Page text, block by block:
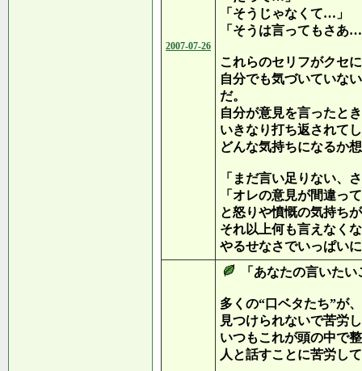
2007-07-26
「そうじゃなくて…」
「そうは言ってもさあ
これらのセリフがクセ
自分でも気づいていな
だ。
自分が意見を言ったと
いきなり打ち返されて
どんな気持ちになるか
「まだ言い足りない、
「オレの意見が間違っ
と怒りや憤慨の気持ち
それ以上何も言えなく
やるせなさでいっぱい
「あなたの言いた
多くの“口ベタたち”が
見つけられないで苦労
いつもこれが頭の中で
人と話すことに苦労し